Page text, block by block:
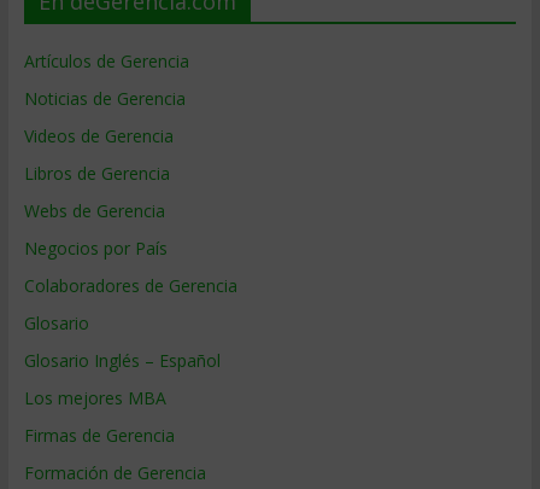
Artículos de Gerencia
Noticias de Gerencia
Videos de Gerencia
Libros de Gerencia
Webs de Gerencia
Negocios por País
Colaboradores de Gerencia
Glosario
Glosario Inglés – Español
Los mejores MBA
Firmas de Gerencia
Formación de Gerencia